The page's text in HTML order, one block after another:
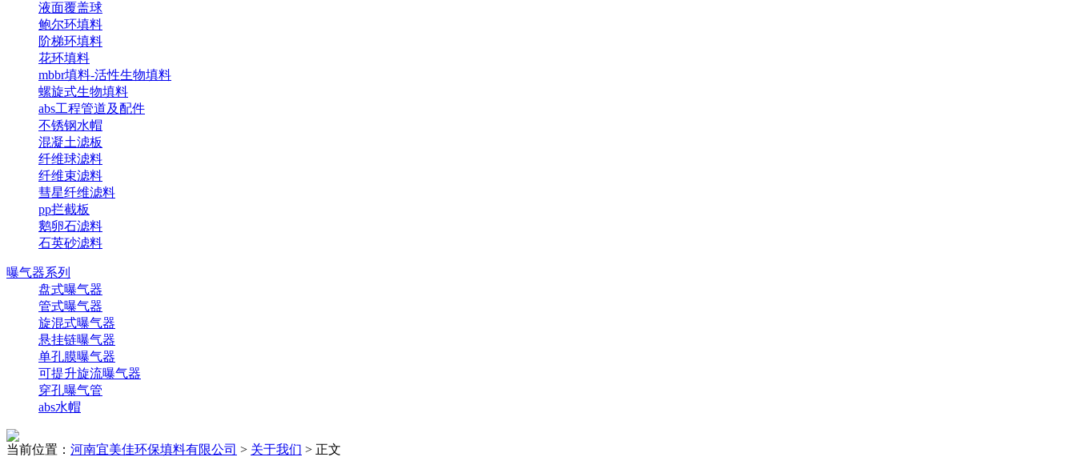
液面覆盖球
鲍尔环填料
阶梯环填料
花环填料
mbbr填料-活性生物填料
螺旋式生物填料
abs工程管道及配件
不锈钢水帽
混凝土滤板
纤维球滤料
纤维束滤料
彗星纤维滤料
pp拦截板
鹅卵石滤料
石英砂滤料
曝气器系列
盘式曝气器
管式曝气器
旋混式曝气器
悬挂链曝气器
单孔膜曝气器
可提升旋流曝气器
穿孔曝气管
abs水帽
当前位置： 河南宜美佳环保填料有限公司 > 关于我们 > 正文